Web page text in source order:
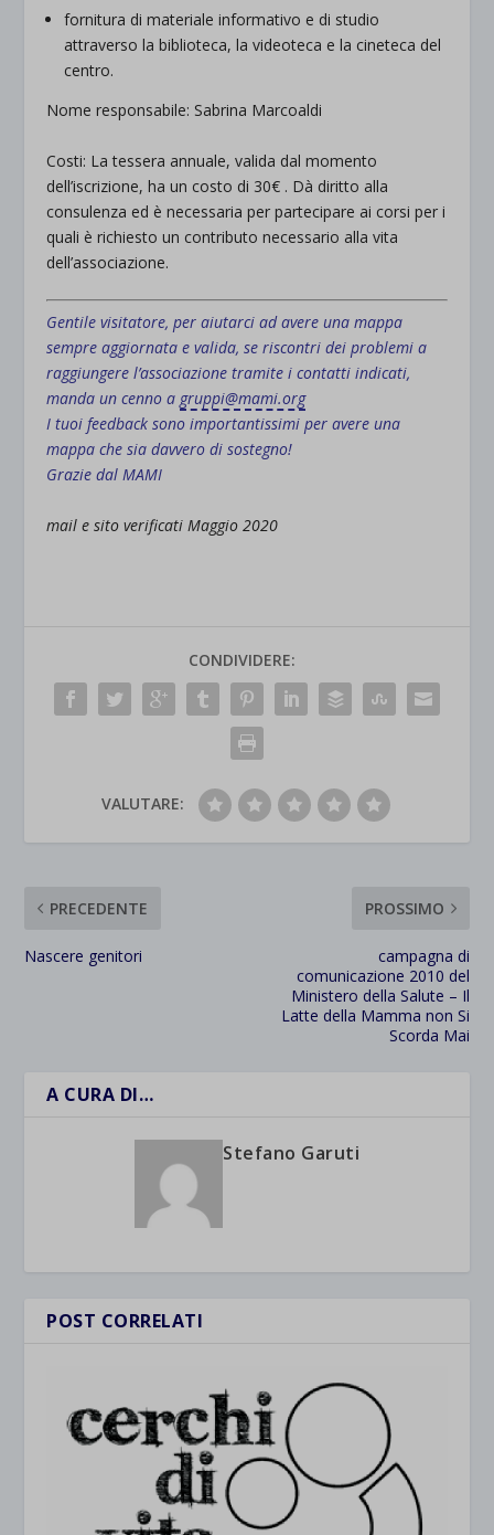
fornitura di materiale informativo e di studio
attraverso la biblioteca, la videoteca e la cineteca del
centro.
Nome responsabile: Sabrina Marcoaldi
Costi: La tessera annuale, valida dal momento
dell’iscrizione, ha un costo di 30€ . Dà diritto alla
consulenza ed è necessaria per partecipare ai corsi per i
quali è richiesto un contributo necessario alla vita
dell’associazione.
Gentile visitatore, per aiutarci ad avere una mappa
sempre aggiornata e valida, se riscontri dei problemi a
raggiungere l’associazione tramite i contatti indicati,
manda un cenno a gruppi@mami.org
I tuoi feedback sono importantissimi per avere una
mappa che sia davvero di sostegno!
Grazie dal MAMI
mail e sito verificati Maggio 2020
CONDIVIDERE:
VALUTARE:
PRECEDENTE
Nascere genitori
PROSSIMO
campagna di
comunicazione 2010 del
Ministero della Salute – Il
Latte della Mamma non Si
Scorda Mai
A CURA DI…
Stefano Garuti
POST CORRELATI